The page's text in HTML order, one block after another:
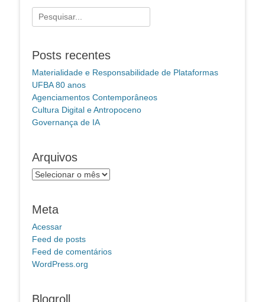
Pesquisar
por:
Posts recentes
Materialidade e Responsabilidade de Plataformas
UFBA 80 anos
Agenciamentos Contemporâneos
Cultura Digital e Antropoceno
Governança de IA
Arquivos
Arquivos
Meta
Acessar
Feed de posts
Feed de comentários
WordPress.org
Blogroll